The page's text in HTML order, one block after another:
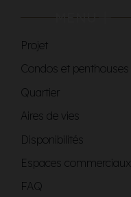
MENU
Projet
Condos et penthouses
Quartier
Aires de vies
Disponibilités
Espaces commerciaux
FAQ